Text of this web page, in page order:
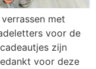
met
voor de
zijn
voor deze